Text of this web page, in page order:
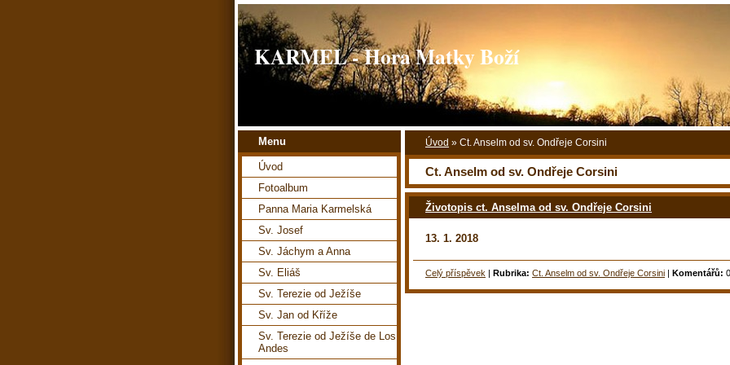
KARMEL - Hora Matky Boží
Úvod » Ct. Anselm od sv. Ondřeje Corsini
Ct. Anselm od sv. Ondřeje Corsini
Životopis ct. Anselma od sv. Ondřeje Corsini
13. 1. 2018
Celý příspěvek | Rubrika: Ct. Anselm od sv. Ondřeje Corsini | Komentářů: 0
Menu
Úvod
Fotoalbum
Panna Maria Karmelská
Sv. Josef
Sv. Jáchym a Anna
Sv. Eliáš
Sv. Terezie od Ježíše
Sv. Jan od Kříže
Sv. Terezie od Ježíše de Los
Andes